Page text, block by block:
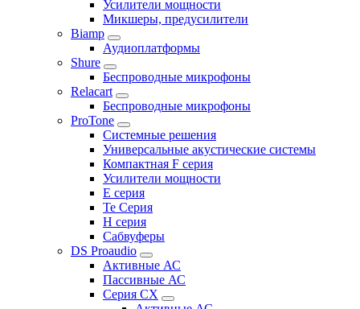
Усилители мощности
Микшеры, предусилители
Biamp
Аудиоплатформы
Shure
Беспроводные микрофоны
Relacart
Беспроводные микрофоны
ProTone
Системные решения
Универсальные акустические системы
Компактная F серия
Усилители мощности
E серия
Te Серия
H серия
Сабвуферы
DS Proaudio
Активные АС
Пассивные АС
Серия CX